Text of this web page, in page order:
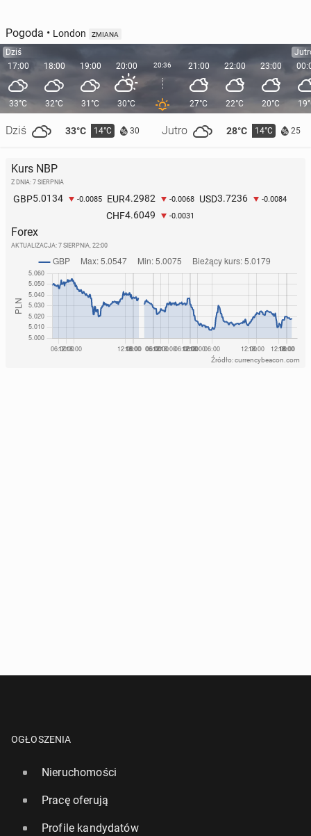
Pogoda • London ZMIANA
Dziś
17:00
33°C
Dziś 33°C 14°C 30 Jutro 28°C 14°C 25
18:00
32°C
19:00
31°C
20:00
30°C
20:36 21:00
27°C
22:00
22°C
23:00
20°C
Kurs NBP
Z DNIA: 7 SIERPNIA
GBP5.0134 -0.0085 EUR4.2982 -0.0068 USD3.7236 -0.0084
CHF4.6049 -0.0031
Forex
AKTUALIZACJA: 7 SIERPNIA, 22:00
Źródło: currencybeacon.com
OGŁOSZENIA
Nieruchomości
Pracę oferują
Profile kandydatów